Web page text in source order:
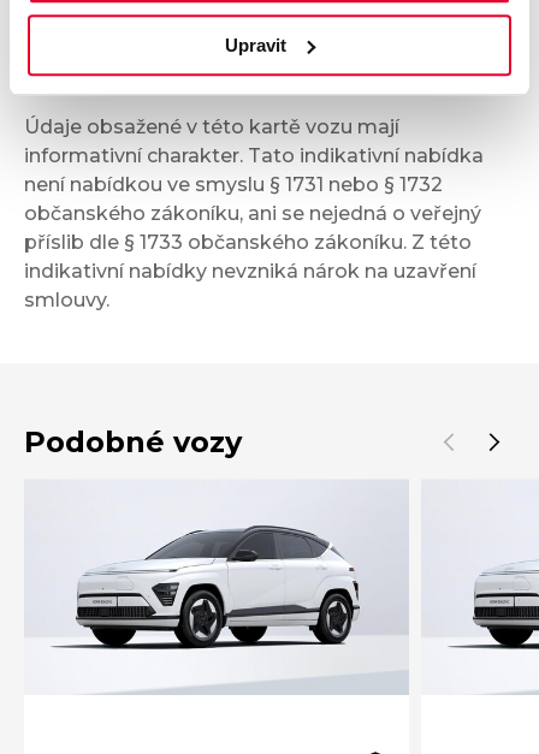
Upravit
Údaje obsažené v této kartě vozu mají
informativní charakter. Tato indikativní nabídka
není nabídkou ve smyslu § 1731 nebo § 1732
občanského zákoníku, ani se nejedná o veřejný
příslib dle § 1733 občanského zákoníku. Z této
indikativní nabídky nevzniká nárok na uzavření
smlouvy.
Podobné vozy